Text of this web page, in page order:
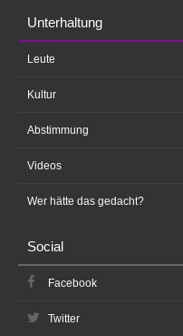
Unterhaltung
Leute
Kultur
Abstimmung
Videos
Wer hätte das gedacht?
Social
Facebook
Twitter